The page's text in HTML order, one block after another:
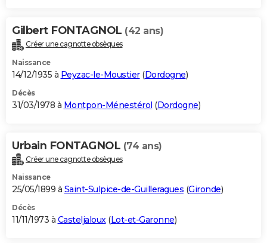
Gilbert FONTAGNOL (42 ans)
Créer une cagnotte obsèques
Naissance
14/12/1935 à Peyzac-le-Moustier(Dordogne)
Décès
31/03/1978 à Montpon-Ménestérol (Dordogne)
Urbain FONTAGNOL (74 ans)
Créer une cagnotte obsèques
Naissance
25/05/1899 à Saint-Sulpice-de-Guilleragues (Gironde)
Décès
11/11/1973 à Casteljaloux(Lot-et-Garonne)